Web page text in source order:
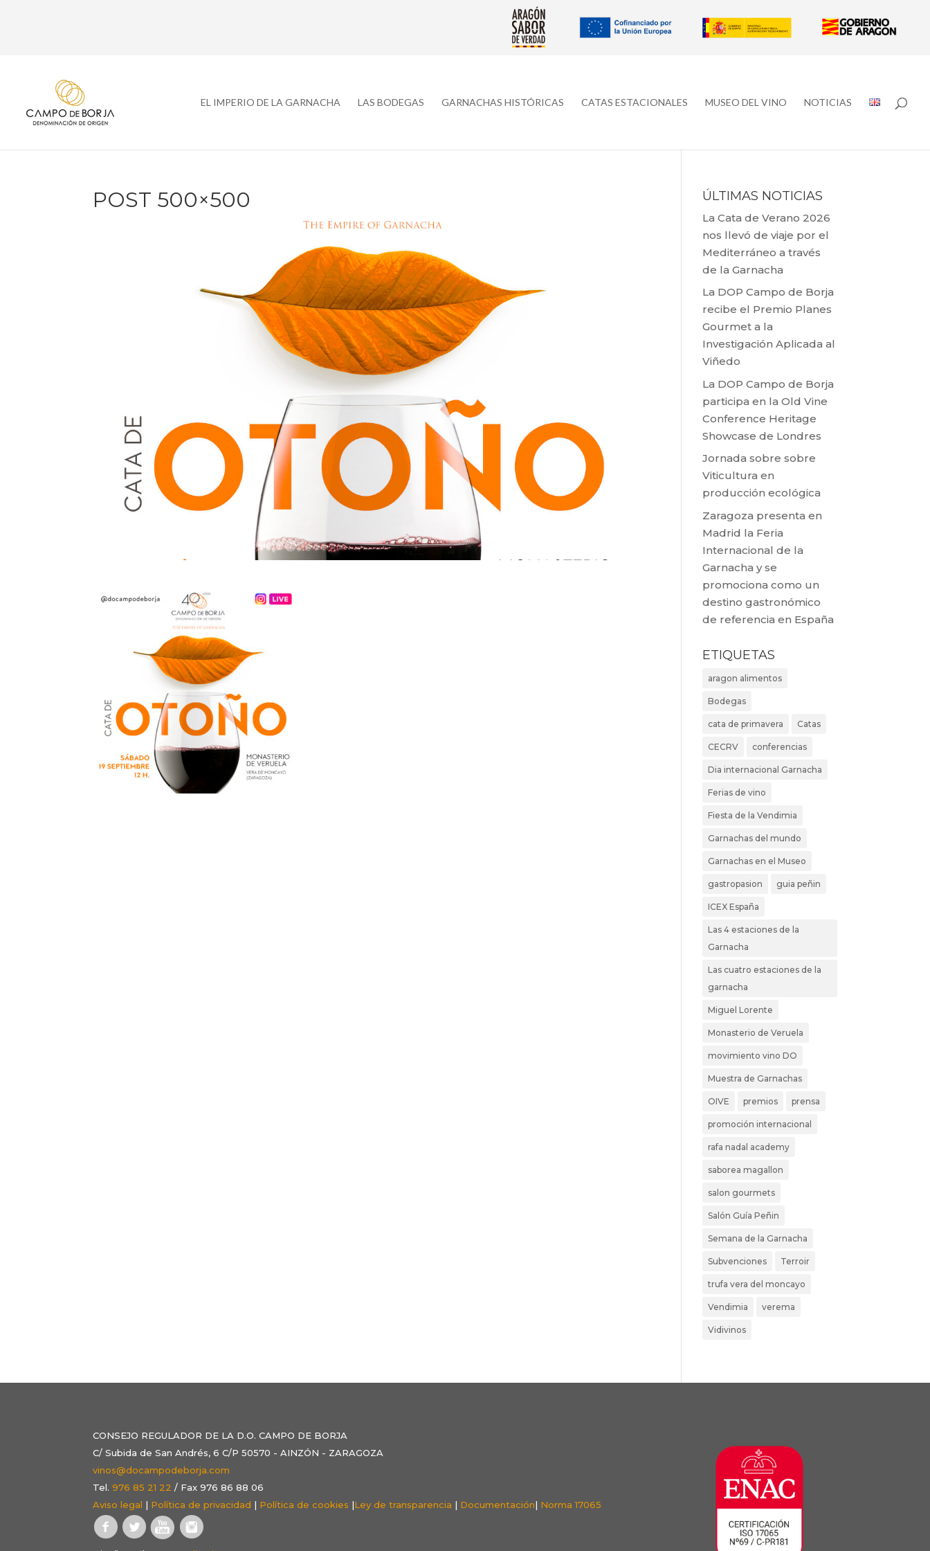
EL IMPERIO DE LA GARNACHA LAS BODEGAS GARNACHAS HISTÓRICAS CATAS ESTACIONALES MUSEO DEL VINO NOTICIAS
POST 500×500 ÚLTIMAS NOTICIAS
La Cata de Verano 2026
nos llevó de viaje por el
Mediterráneo a través
de la Garnacha
La DOP Campo de Borja
recibe el Premio Planes
Gourmet a la
Investigación Aplicada al
Viñedo
La DOP Campo de Borja
participa en la Old Vine
Conference Heritage
Showcase de Londres
Jornada sobre sobre
Viticultura en
producción ecológica
Zaragoza presenta en
Madrid la Feria
Internacional de la
Garnacha y se
promociona como un
destino gastronómico
de referencia en España
ETIQUETAS
aragon alimentos
Bodegas
cata de primavera Catas
CECRV conferencias
Dia internacional Garnacha
Ferias de vino
Fiesta de la Vendimia
Garnachas del mundo
Garnachas en el Museo
gastropasion guia peñin
ICEX España
Las 4 estaciones de la
Garnacha
Las cuatro estaciones de la
garnacha
Miguel Lorente
Monasterio de Veruela
movimiento vino DO
Muestra de Garnachas
OIVE premios prensa
promoción internacional
rafa nadal academy
saborea magallon
salon gourmets
Salón Guía Peñin
Semana de la Garnacha
Subvenciones Terroir
trufa vera del moncayo
Vendimia verema
Vidivinos
CONSEJO REGULADOR DE LA D.O. CAMPO DE BORJA
C/ Subida de San Andrés, 6 C/P 50570 - AINZÓN - ZARAGOZA
vinos@docampodeborja.com
Tel.976 85 21 22 / Fax 976 86 88 06
Aviso legal | Política de privacidad | Política de cookies |Ley de transparencia | Documentación| Norma 17065